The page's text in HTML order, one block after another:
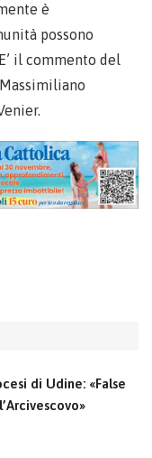
è
possono
il commento del
di Udine: «False